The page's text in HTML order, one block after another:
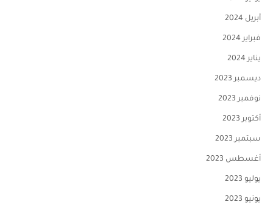
أبريل 2024
فبراير 2024
يناير 2024
ديسمبر 2023
نوفمبر 2023
أكتوبر 2023
سبتمبر 2023
أغسطس 2023
يوليو 2023
يونيو 2023